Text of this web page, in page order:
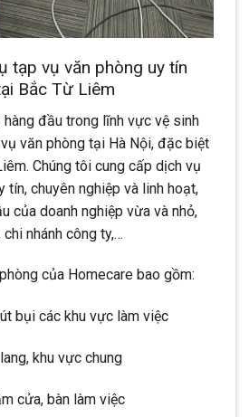
tạp vụ văn phòng uy tín
Bắc Từ Liêm
đầu trong lĩnh vực vệ sinh
văn phòng tại Hà Nội, đặc biệt
Chúng tôi cung cấp dịch vụ
tín, chuyên nghiệp và linh hoạt,
của doanh nghiệp vừa và nhỏ,
nhánh công ty,…
của Homecare bao gồm:
bụi các khu vực làm việc
khu vực chung
cửa, bàn làm việc